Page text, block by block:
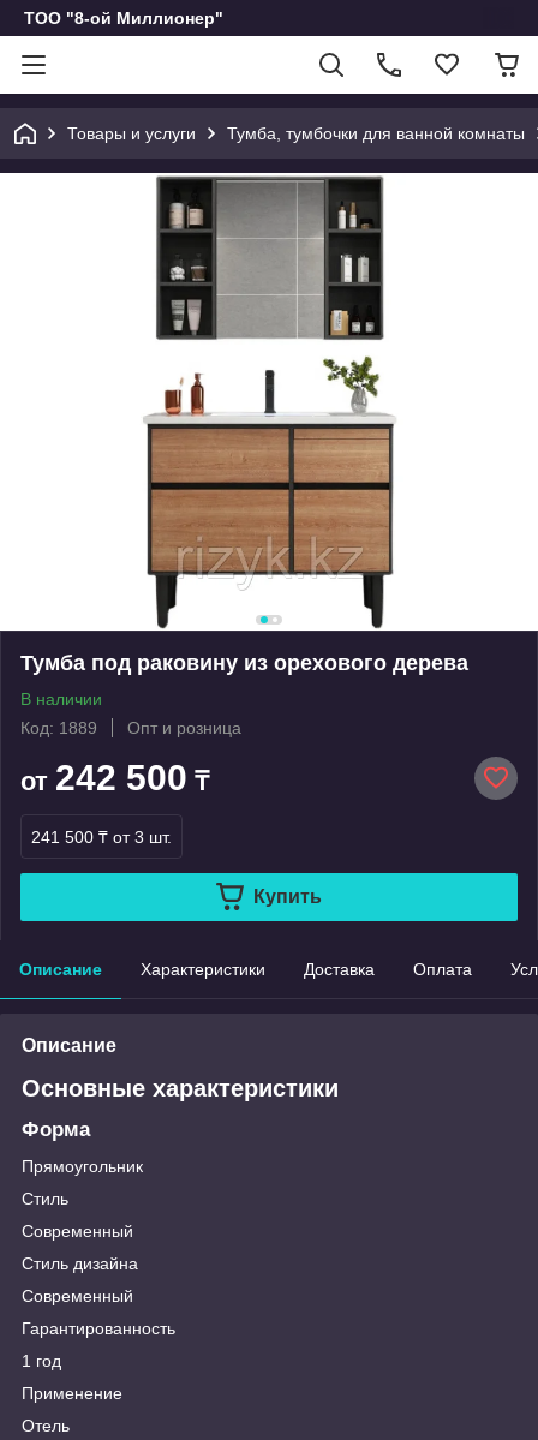
ТОО "8-ой Миллионер"
Товары и услуги Тумба, тумбочки для ванной комнаты
Тумба под раковину из орехового дерева
В наличии
Код: 1889
Опт и розница
от 242 500 ₸
241 500 ₸ от 3 шт.
Купить
Описание Характеристики Доставка Оплата
Описание
Основные характеристики
Форма
Прямоугольник
Стиль
Современный
Стиль дизайна
Современный
Гарантированность
1 год
Применение
Отель